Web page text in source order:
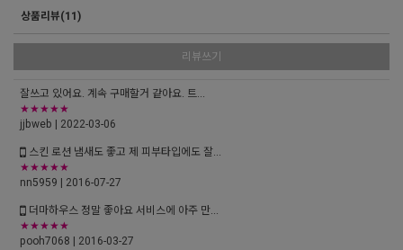
상품리뷰(11)
리뷰쓰기
잘쓰고 있어요. 계속 구매할거 같아요. 트...
★★★★★
jjbweb | 2022-03-06
스킨 로션 냄새도 좋고 제 피부타입에도 잘...
★★★★★
nn5959 | 2016-07-27
더마하우스 정말 좋아요 서비스에 아주 만...
★★★★★
pooh7068 | 2016-03-27